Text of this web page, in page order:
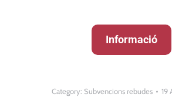
Informació
Category: Subvencions rebudes 19